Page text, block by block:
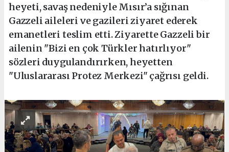
heyeti, savaş nedeniyle Mısır’a sığınan
Gazzeli aileleri ve gazileri ziyaret ederek
emanetleri teslim etti. Ziyarette Gazzeli bir
ailenin "Bizi en çok Türkler hatırlıyor"
sözleri duygulandırırken, heyetten
"Uluslararası Protez Merkezi" çağrısı geldi.